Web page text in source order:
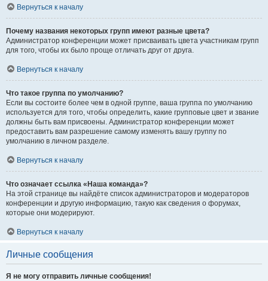
Вернуться к началу
Почему названия некоторых групп имеют разные цвета?
Администратор конференции может присваивать цвета участникам групп
для того, чтобы их было проще отличать друг от друга.
Вернуться к началу
Что такое группа по умолчанию?
Если вы состоите более чем в одной группе, ваша группа по умолчанию
используется для того, чтобы определить, какие групповые цвет и звание
должны быть вам присвоены. Администратор конференции может
предоставить вам разрешение самому изменять вашу группу по
умолчанию в личном разделе.
Вернуться к началу
Что означает ссылка «Наша команда»?
На этой странице вы найдёте список администраторов и модераторов
конференции и другую информацию, такую как сведения о форумах,
которые они модерируют.
Вернуться к началу
Личные сообщения
Я не могу отправить личные сообщения!